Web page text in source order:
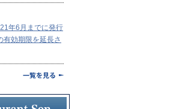
年6月までに発行
有効期限を延長さ